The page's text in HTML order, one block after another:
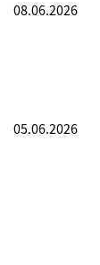
08.06.2026
05.06.2026